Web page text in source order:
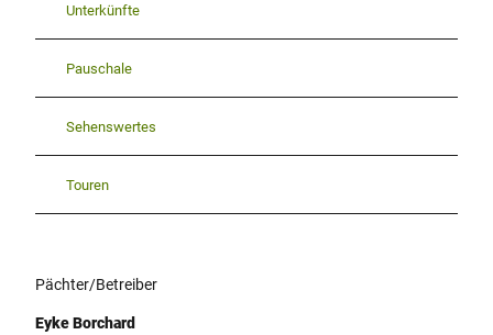
Unterkünfte
Pauschale
Sehenswertes
Touren
Pächter/Betreiber
Eyke Borchard